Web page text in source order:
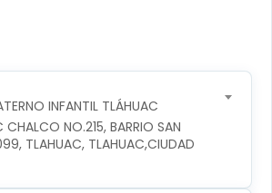
INFANTIL TLÁHUAC
CHALCO NO.215, BARRIO SAN
TLAHUAC, TLAHUAC,CIUDAD